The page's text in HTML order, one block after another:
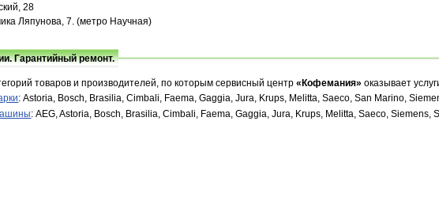
28
Ляпунова, 7. (метро Научная)
Гарантийный ремонт.
товаров и производителей, по которым сервисный центр«Кофемания» оказывает
: Astoria, Bosch, Brasilia, Cimbali, Faema, Gaggia, Jura, Krups, Melitta, Saeco, San Marino,
: AEG, Astoria, Bosch, Brasilia, Cimbali, Faema, Gaggia, Jura, Krups, Melitta, Saeco, Siemens,